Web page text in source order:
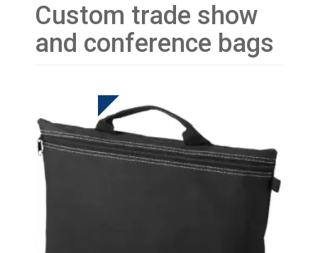
Custom trade show
and conference bags